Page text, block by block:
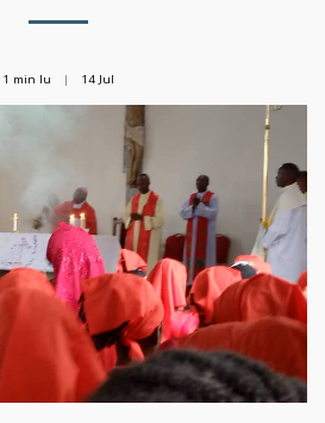
1 min lu 14 Jul